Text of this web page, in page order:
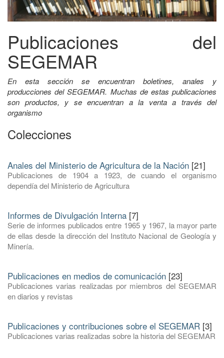
Publicaciones del
SEGEMAR
En esta sección se encuentran boletines, anales y
producciones del SEGEMAR. Muchas de estas publicaciones
son productos, y se encuentran a la venta a través del
organismo
Colecciones
Anales del Ministerio de Agricultura de la Nación [21]
Publicaciones de 1904 a 1923, de cuando el organismo
dependía del Ministerio de Agricultura
Informes de Divulgación Interna [7]
Serie de informes publicados entre 1965 y 1967, la mayor parte
de ellas desde la dirección del Instituto Nacional de Geología y
Minería.
Publicaciones en medios de comunicación [23]
Publicaciones varias realizadas por miembros del SEGEMAR
en diarios y revistas
Publicaciones y contribuciones sobre el SEGEMAR [3]
Publicaciones varias realizadas sobre la historia del SEGEMAR